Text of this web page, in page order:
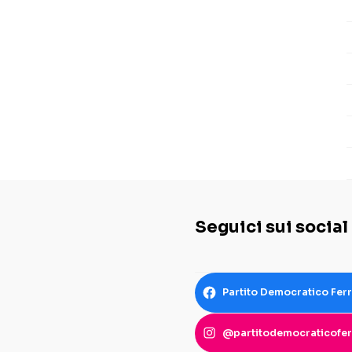
Seguici sui social
Partito Democratico